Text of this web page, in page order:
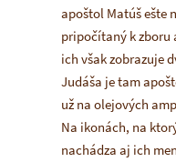
apoštol Matúš ešte
pripočítaný k zboru
ich však zobrazuje
Judáša je tam
už na olejových
Na ikonách, na
nachádza aj ich